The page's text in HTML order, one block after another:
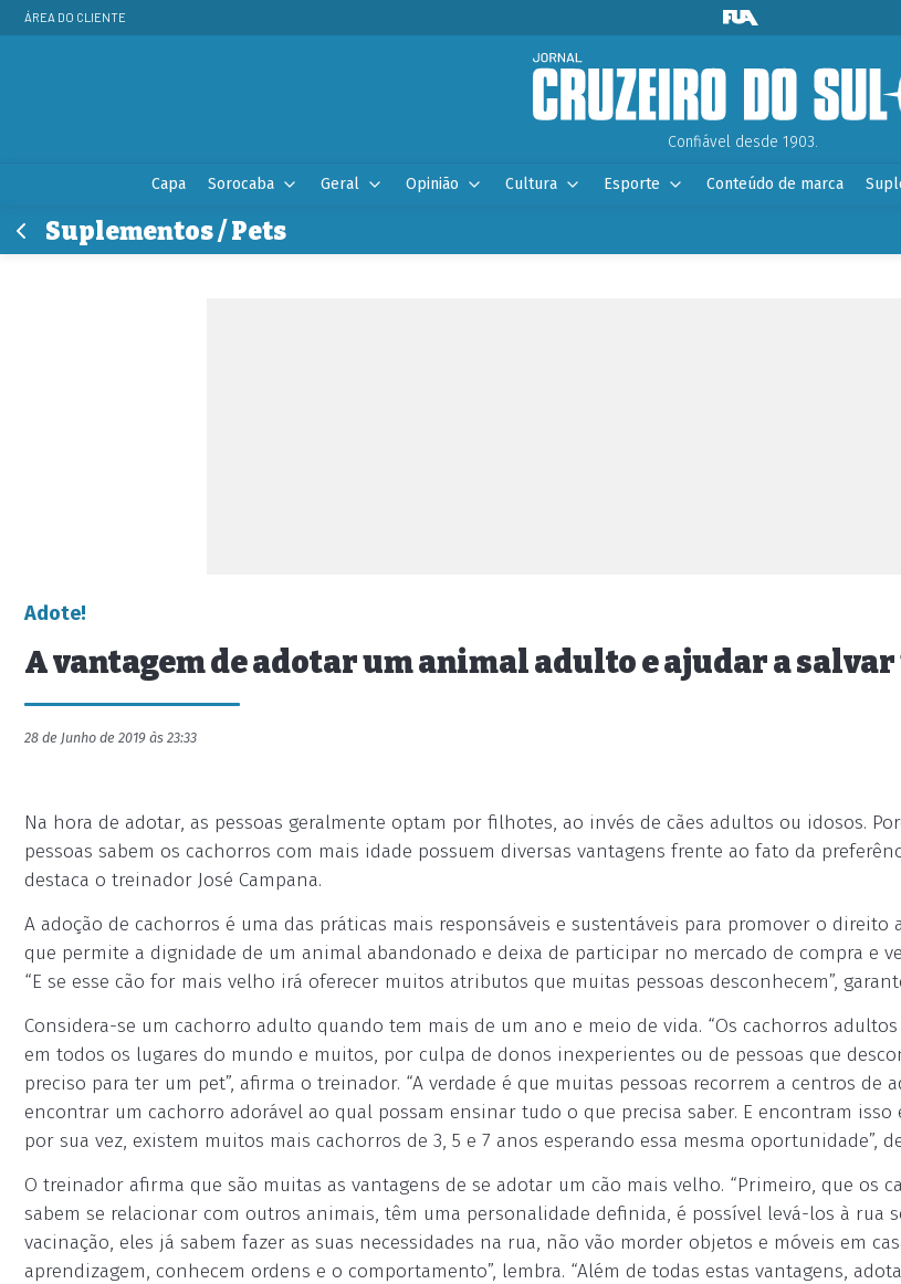
ÁREA DO CLIENTE
Confiável desde 1903.
Capa Sorocaba Geral Opinião Cultura Esporte Conteúdo de marca
Suplementos / Pets
Adote!
A vantagem de adotar um animal adulto e ajudar a
28 de Junho de 2019 às 23:33
Na hora de adotar, as pessoas geralmente optam por filhotes, ao invés de cães adultos ou idosos.
pessoas sabem os cachorros com mais idade possuem diversas vantagens frente ao fato da
destaca o treinador José Campana.
A adoção de cachorros é uma das práticas mais responsáveis e sustentáveis para promover o direito
que permite a dignidade de um animal abandonado e deixa de participar no mercado de compra e
“E se esse cão for mais velho irá oferecer muitos atributos que muitas pessoas desconhecem”,
Considera-se um cachorro adulto quando tem mais de um ano e meio de vida. “Os cachorros
em todos os lugares do mundo e muitos, por culpa de donos inexperientes ou de pessoas que
preciso para ter um pet”, afirma o treinador. “A verdade é que muitas pessoas recorrem a centros de
encontrar um cachorro adorável ao qual possam ensinar tudo o que precisa saber. E encontram isso
por sua vez, existem muitos mais cachorros de 3, 5 e 7 anos esperando essa mesma oportunidade”,
O treinador afirma que são muitas as vantagens de se adotar um cão mais velho. “Primeiro, que os
sabem se relacionar com outros animais, têm uma personalidade definida, é possível levá-los à rua
vacinação, eles já sabem fazer as suas necessidades na rua, não vão morder objetos e móveis em
aprendizagem, conhecem ordens e o comportamento”, lembra. “Além de todas estas vantagens,